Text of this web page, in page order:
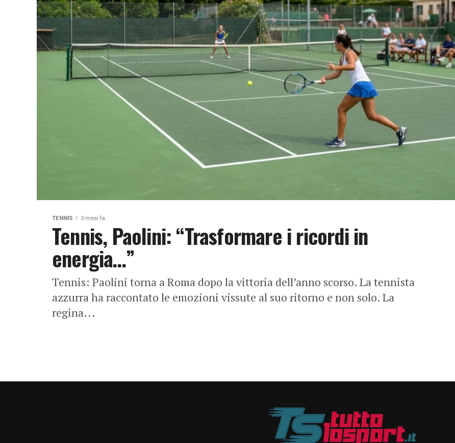
TENNIS 3 mesi fa
Tennis, Paolini: “Trasformare i ricordi in
energia…”
Tennis: Paolini torna a Roma dopo la vittoria dell’anno scorso. La tennista
azzurra ha raccontato le emozioni vissute al suo ritorno e non solo. La
regina...